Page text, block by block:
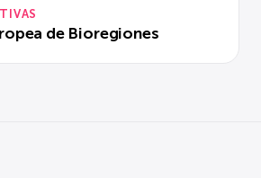
de Bioregiones